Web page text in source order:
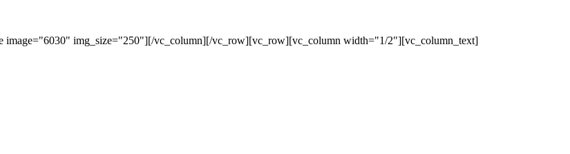
image="6030" img_size="250"][/vc_column][/vc_row][vc_row][vc_column width="1/2"][vc_column_text]